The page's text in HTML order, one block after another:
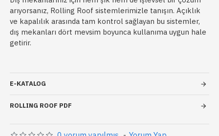
arıyorsanız, Rolling Roof sistemlerimizle tanışın. Açıklık
ve kapalılık arasında tam kontrol sağlayan bu sistemler,
dış mekanları dört mevsim boyunca kullanıma uygun hale
getirir.
E-KATALOG
ROLLING ROOF PDF